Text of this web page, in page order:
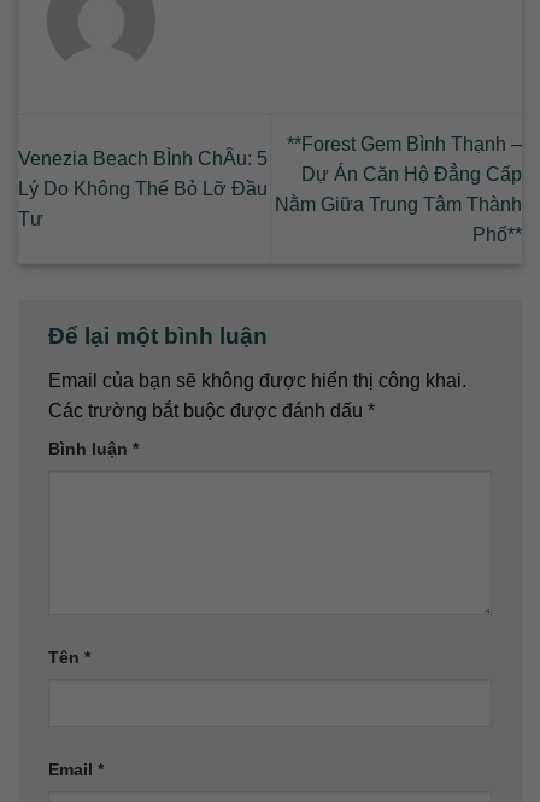
Venezia Beach BÌnh ChÂu: 5
Lý Do Không Thể Bỏ Lỡ Đầu
Tư
**Forest Gem Bình Thạnh –
Dự Án Căn Hộ Đẳng Cấp
Nằm Giữa Trung Tâm Thành
Phố**
Để lại một bình luận
Email của bạn sẽ không được hiển thị công khai.
Các trường bắt buộc được đánh dấu *
Bình luận *
Tên *
Email *